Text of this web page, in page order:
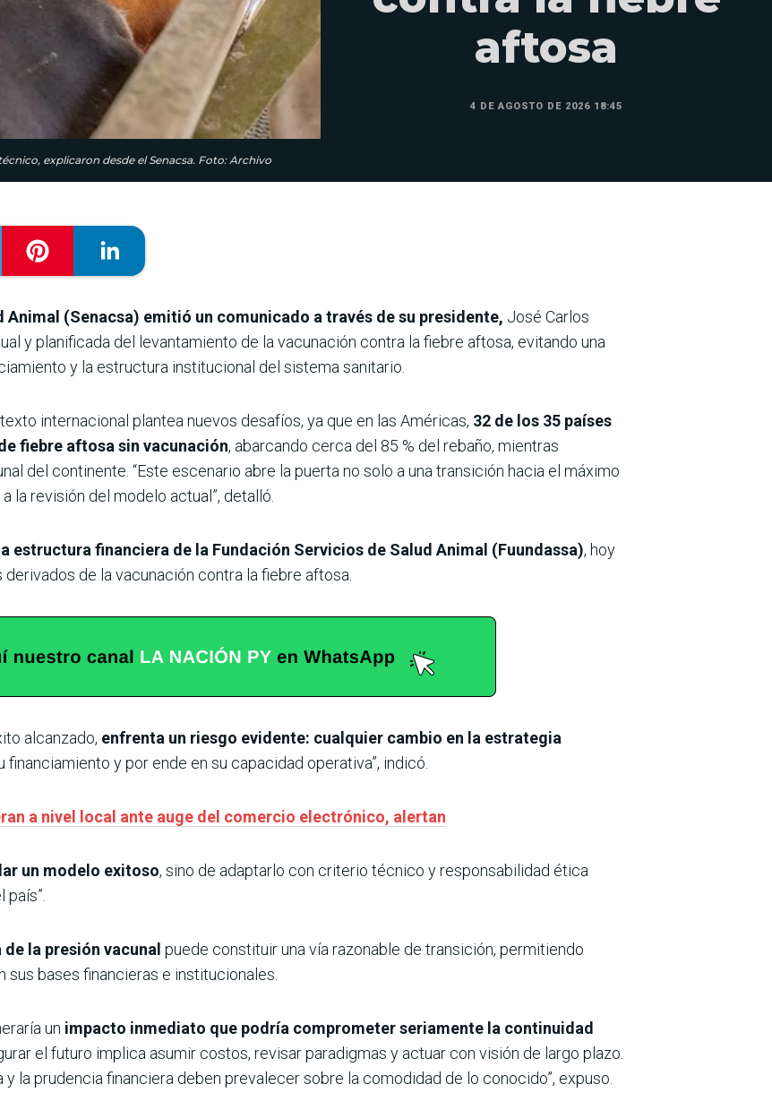
explicaron desde el Senacsa. Foto: Archivo
aftosa
4 DE AGOSTO DE 2026 18:45
(Senacsa) emitió un comunicado a través de su presidente, José Carlos
y planificada del levantamiento de la vacunación contra la fiebre aftosa, evitando una
y la estructura institucional del sistema sanitario.
internacional plantea nuevos desafíos, ya que en las Américas, 32 de los 35 países
fiebre aftosa sin vacunación, abarcando cerca del 85 % del rebaño, mientras
del continente. “Este escenario abre la puerta no solo a una transición hacia el máximo
la revisión del modelo actual”, detalló.
estructura financiera de la Fundación Servicios de Salud Animal (Fuundassa), hoy
de la vacunación contra la fiebre aftosa.
alcanzado, enfrenta un riesgo evidente: cualquier cambio en la estrategia
financiamiento y por ende en su capacidad operativa”, indicó.
a nivel local ante auge del comercio electrónico, alertan
un modelo exitoso, sino de adaptarlo con criterio técnico y responsabilidad ética
país”.
la presión vacunal puede constituir una vía razonable de transición, permitiendo
bases financieras e institucionales.
un impacto inmediato que podría comprometer seriamente la continuidad
el futuro implica asumir costos, revisar paradigmas y actuar con visión de largo plazo.
la prudencia financiera deben prevalecer sobre la comodidad de lo conocido”, expuso.